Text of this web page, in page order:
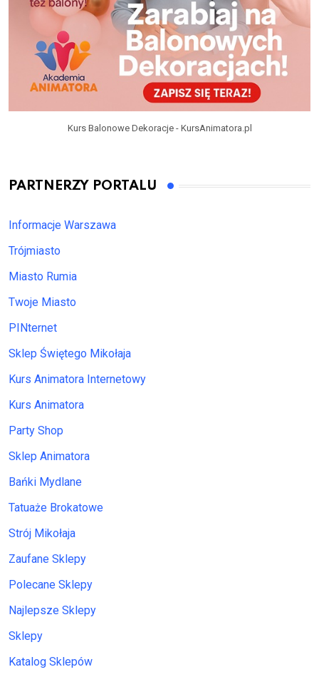
Kurs Balonowe Dekoracje - KursAnimatora.pl
PARTNERZY PORTALU
Informacje Warszawa
Trójmiasto
Miasto Rumia
Twoje Miasto
PINternet
Sklep Świętego Mikołaja
Kurs Animatora Internetowy
Kurs Animatora
Party Shop
Sklep Animatora
Bańki Mydlane
Tatuaże Brokatowe
Strój Mikołaja
Zaufane Sklepy
Polecane Sklepy
Najlepsze Sklepy
Sklepy
Katalog Sklepów